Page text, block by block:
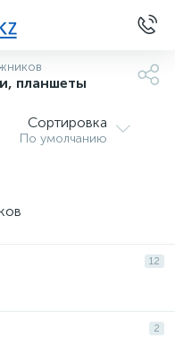
планшеты
Сортировка
По умолчанию
12
2